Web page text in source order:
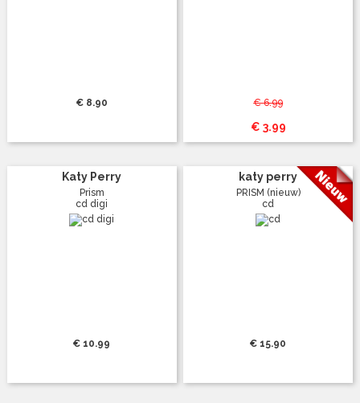
€ 8.90 € 6.99
€ 3.99
Katy Perry
Prism
cd digi
€ 10.99
katy perry
PRISM (nieuw)
cd
€ 15.90